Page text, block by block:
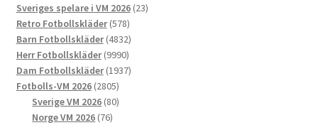
Sveriges spelare i VM 2026 2323
Retro Fotbollskläder 578578
produkter
Barn Fotbollskläder 48324832
produkter
Herr Fotbollskläder 99909990
produkter
Dam Fotbollskläder 19371937
Fotbolls-VM 2026 28052805
produkter
Sverige VM 2026 8080
Norge VM 2026 7676